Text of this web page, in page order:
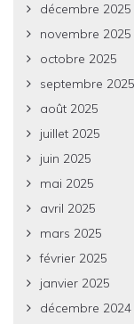
décembre 2025
novembre 2025
octobre 2025
septembre 2025
août 2025
juillet 2025
juin 2025
mai 2025
avril 2025
mars 2025
février 2025
janvier 2025
décembre 2024